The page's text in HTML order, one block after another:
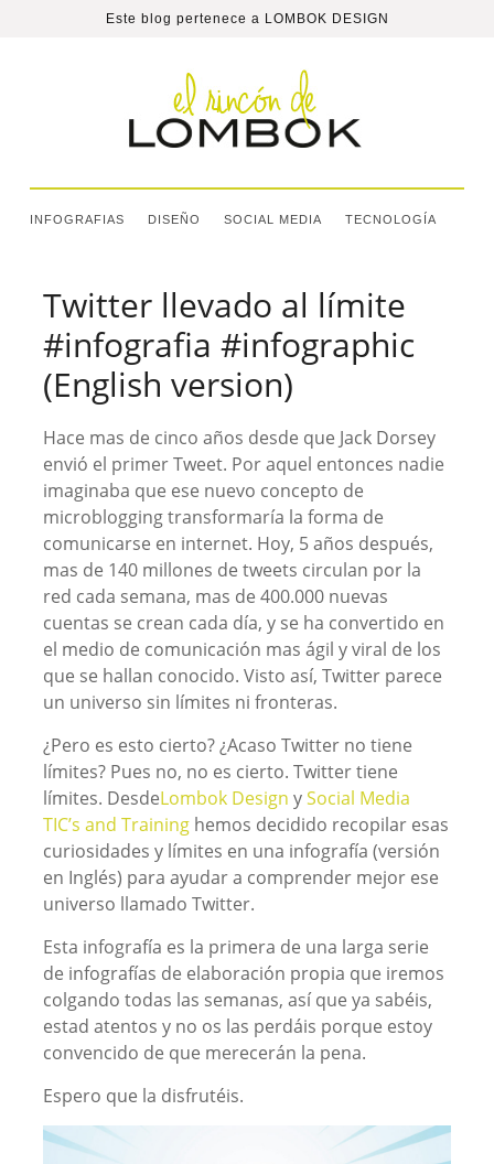
Este blog pertenece a LOMBOK DESIGN
INFOGRAFIAS DISEÑO SOCIAL MEDIA TECNOLOGÍA
Twitter llevado al límite
#infografia #infographic
(English version)
Hace mas de cinco años desde que Jack Dorsey
envió el primer Tweet. Por aquel entonces nadie
imaginaba que ese nuevo concepto de
microblogging transformaría la forma de
comunicarse en internet. Hoy, 5 años después,
mas de 140 millones de tweets circulan por la
red cada semana, mas de 400.000 nuevas
cuentas se crean cada día, y se ha convertido en
el medio de comunicación mas ágil y viral de los
que se hallan conocido. Visto así, Twitter parece
un universo sin límites ni fronteras.
¿Pero es esto cierto? ¿Acaso Twitter no tiene
límites? Pues no, no es cierto. Twitter tiene
límites. DesdeLombok Design ySocial Media
TIC’s and Traininghemos decidido recopilar esas
curiosidades y límites en una infografía (versión
en Inglés) para ayudar a comprender mejor ese
universo llamado Twitter.
Esta infografía es la primera de una larga serie
de infografías de elaboración propia que iremos
colgando todas las semanas, así que ya sabéis,
estad atentos y no os las perdáis porque estoy
convencido de que merecerán la pena.
Espero que la disfrutéis.